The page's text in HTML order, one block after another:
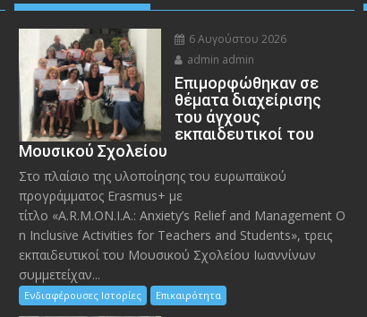
6 Αυγούστου 2026
admin admin
Eπιμορφώθηκαν σε
θέματα διαχείρισης
του άγχους
εκπαιδευτικοί του
Μουσικού Σχολείου
Στο πλαίσιο της υλοποίησης του ευρωπαϊκού
προγράμματος Erasmus+ με
τίτλο «A.R.M.ON.I.A.: Anxiety’s Relief and Management O
n Inclusive Activities for Teachers and Students», τρεις
εκπαιδευτικοί του Μουσικού Σχολείου Ιωαννίνων
συμμετείχαν...
Ενδιαφέρουσες Ιστορίες Επικαιρότητα